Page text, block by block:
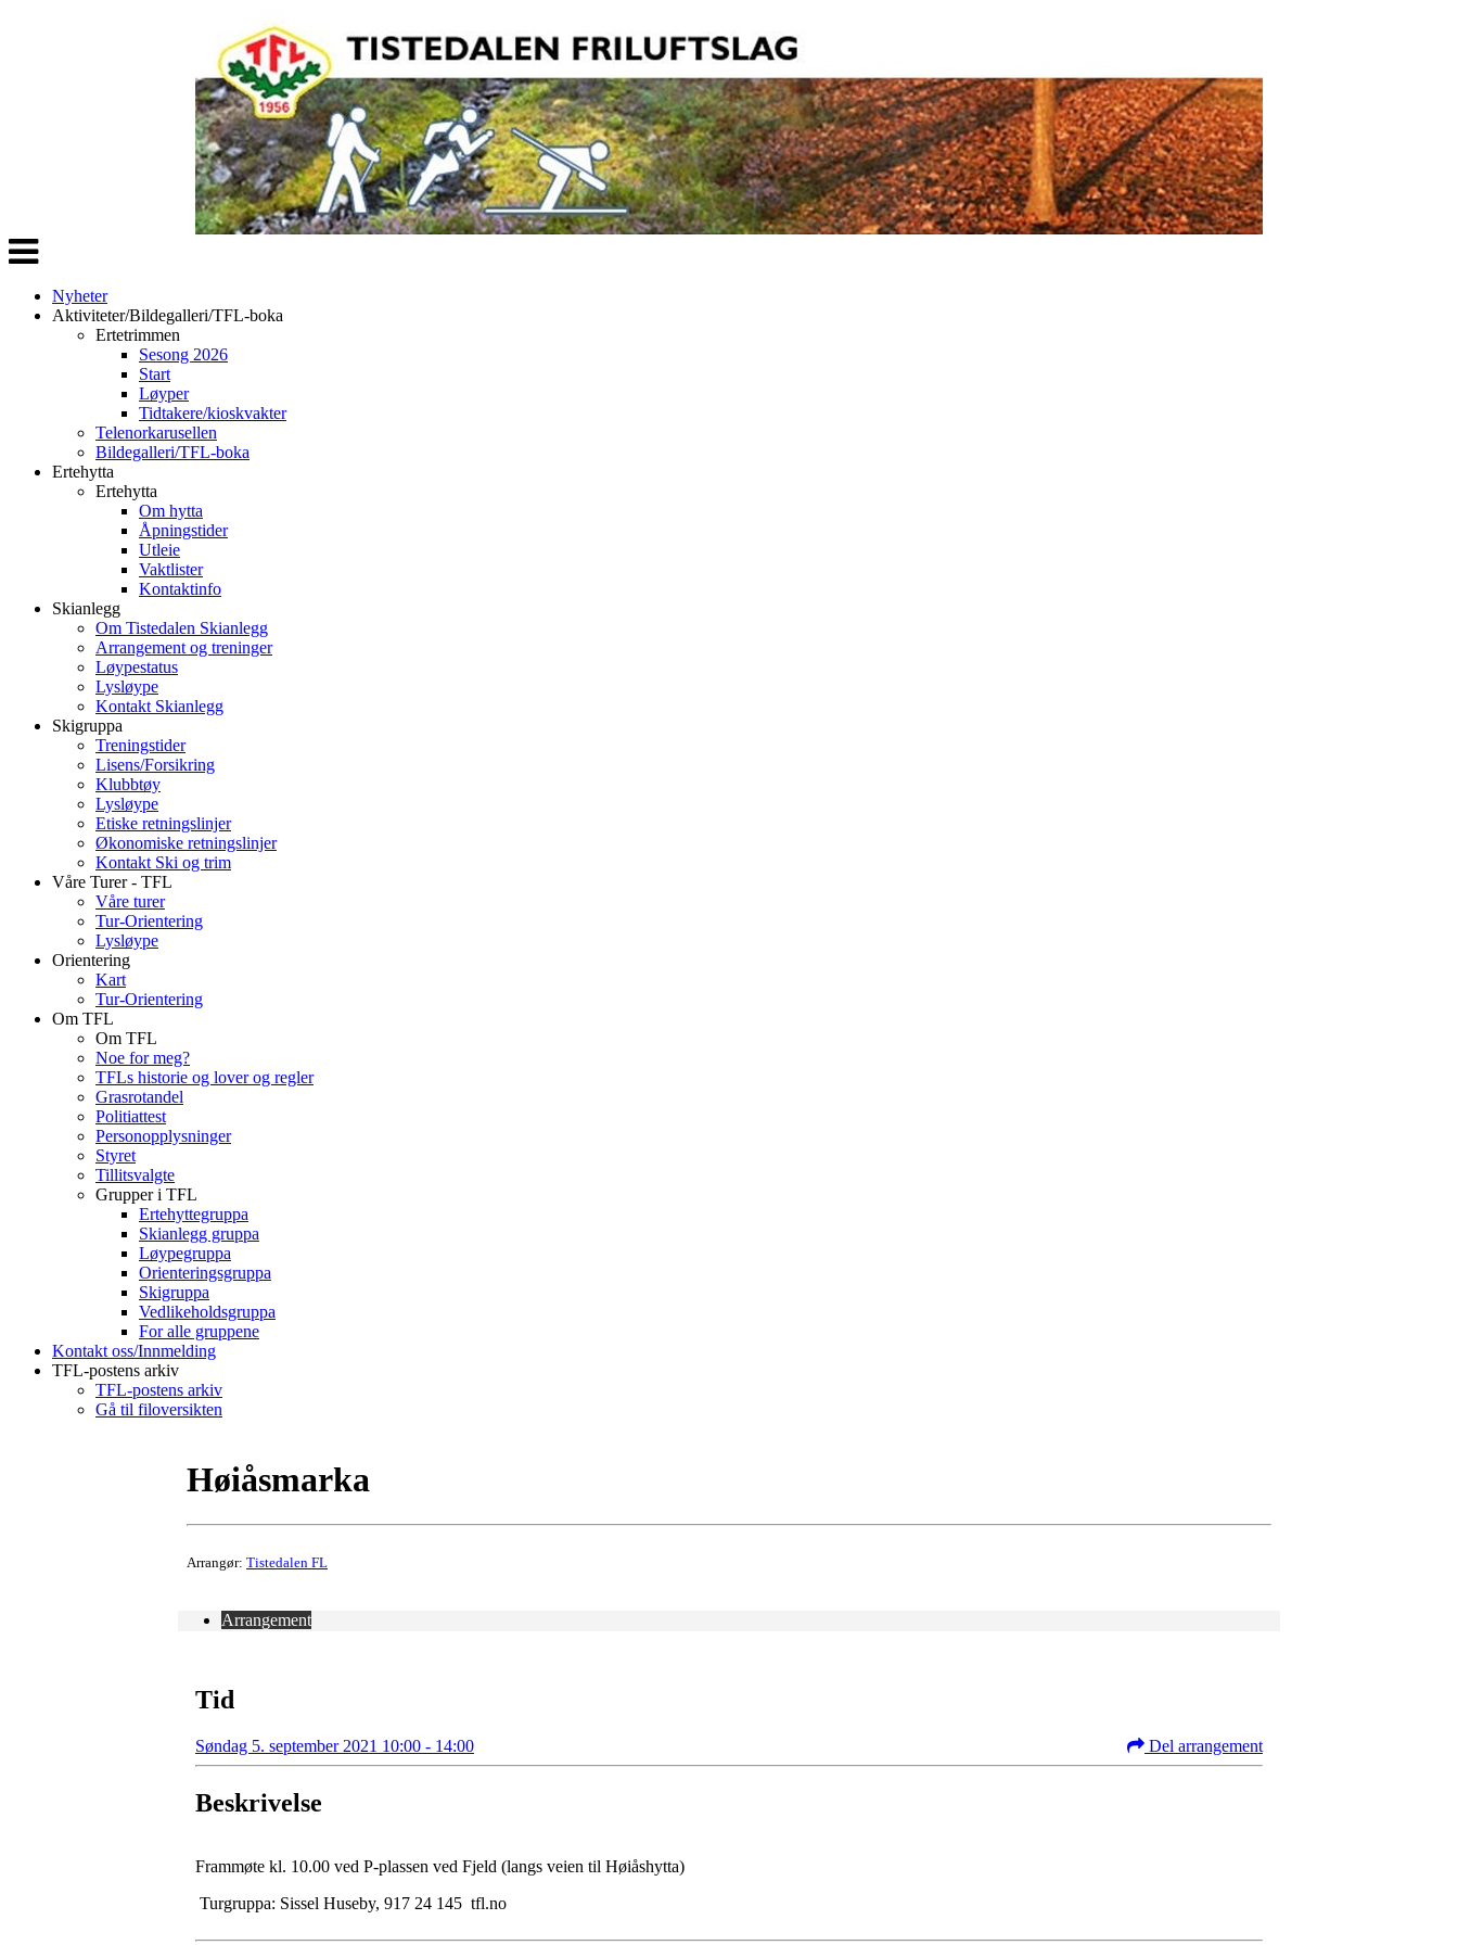
Veksle
navigasjon
Nyheter
Aktiviteter/Bildegalleri/TFL-boka
Ertetrimmen
Sesong 2026
Start
Løyper
Tidtakere/kioskvakter
Telenorkarusellen
Bildegalleri/TFL-boka
Ertehytta
Ertehytta
Om hytta
Åpningstider
Utleie
Vaktlister
Kontaktinfo
Skianlegg
Om Tistedalen Skianlegg
Arrangement og treninger
Løypestatus
Lysløype
Kontakt Skianlegg
Skigruppa
Treningstider
Lisens/Forsikring
Klubbtøy
Lysløype
Etiske retningslinjer
Økonomiske retningslinjer
Kontakt Ski og trim
Våre Turer - TFL
Våre turer
Tur-Orientering
Lysløype
Orientering
Kart
Tur-Orientering
Om TFL
Om TFL
Noe for meg?
TFLs historie og lover og regler
Grasrotandel
Politiattest
Personopplysninger
Styret
Tillitsvalgte
Grupper i TFL
Ertehyttegruppa
Skianlegg gruppa
Løypegruppa
Orienteringsgruppa
Skigruppa
Vedlikeholdsgruppa
For alle gruppene
Kontakt oss/Innmelding
TFL-postens arkiv
TFL-postens arkiv
Gå til filoversikten
Høiåsmarka
Arrangør: Tistedalen FL
Arrangement
Tid
Søndag 5. september 2021 10:00 - 14:00 Del arrangement
Beskrivelse
Frammøte kl. 10.00 ved P-plassen ved Fjeld (langs veien til Høiåshytta)
Turgruppa: Sissel Huseby, 917 24 145 tfl.no